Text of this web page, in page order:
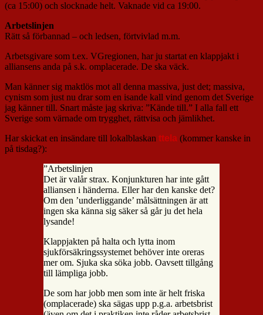
(ca 15:00) och slocknade helt. Vaknade vid ca 19:00.
Arbetslinjen
Rätt så förbannad – och ledsen, förtvivlad m.m.
Arbetsgivare som t.ex. VGregionen, har ju startat en klappjakt i
alliansens anda på s.k. omplacerade. De ska väck.
Man känner sig maktlös mot all denna massiva, just det; massiva,
cynism som just nu drar som en isande kall vind genom det Sverige
jag känner till. Snart måste jag skriva: ”Kände till.” I alla fall ett
Sverige som värnade om trygghet, rättvisa och jämlikhet.
Har skickat en insändare till lokalblaskan ttela (kommer kanske in
på tisdag?):
”Arbetslinjen
Det är valår strax. Konjunkturen har inte gått
alliansen i händerna. Eller har den kanske det?
Om den ’underliggande’ målsättningen är att
ingen ska känna sig säker så går ju det hela
lysande!
Klappjakten på halta och lytta inom
sjukförsäkringssystemet behöver inte oreras
mer om. Sjuka ska söka jobb. Oavsett tillgång
till lämpliga jobb.
De som har jobb men som inte är helt friska
(omplacerade) ska sägas upp p.g.a. arbetsbrist